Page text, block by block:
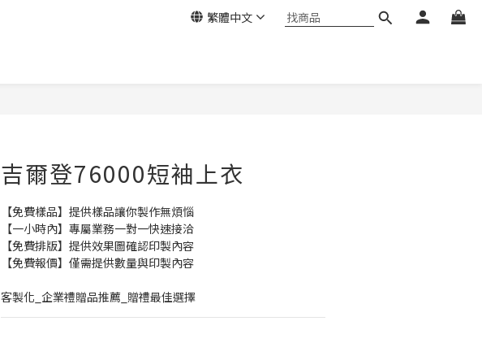
繁體中文
吉爾登76000短袖上衣
【免費樣品】提供樣品讓你製作無煩惱
【一小時內】專屬業務一對一快速接洽
【免費排版】提供效果圖確認印製內容
【免費報價】僅需提供數量與印製內容
客製化_企業禮贈品推薦_贈禮最佳選擇